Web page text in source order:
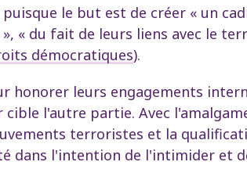
le but est de créer « un
« du fait de leurs liens avec le
démocratiques).
honorer leurs engagements
l'autre partie. Avec
terroristes et la
dans l'intention de l'intimider et